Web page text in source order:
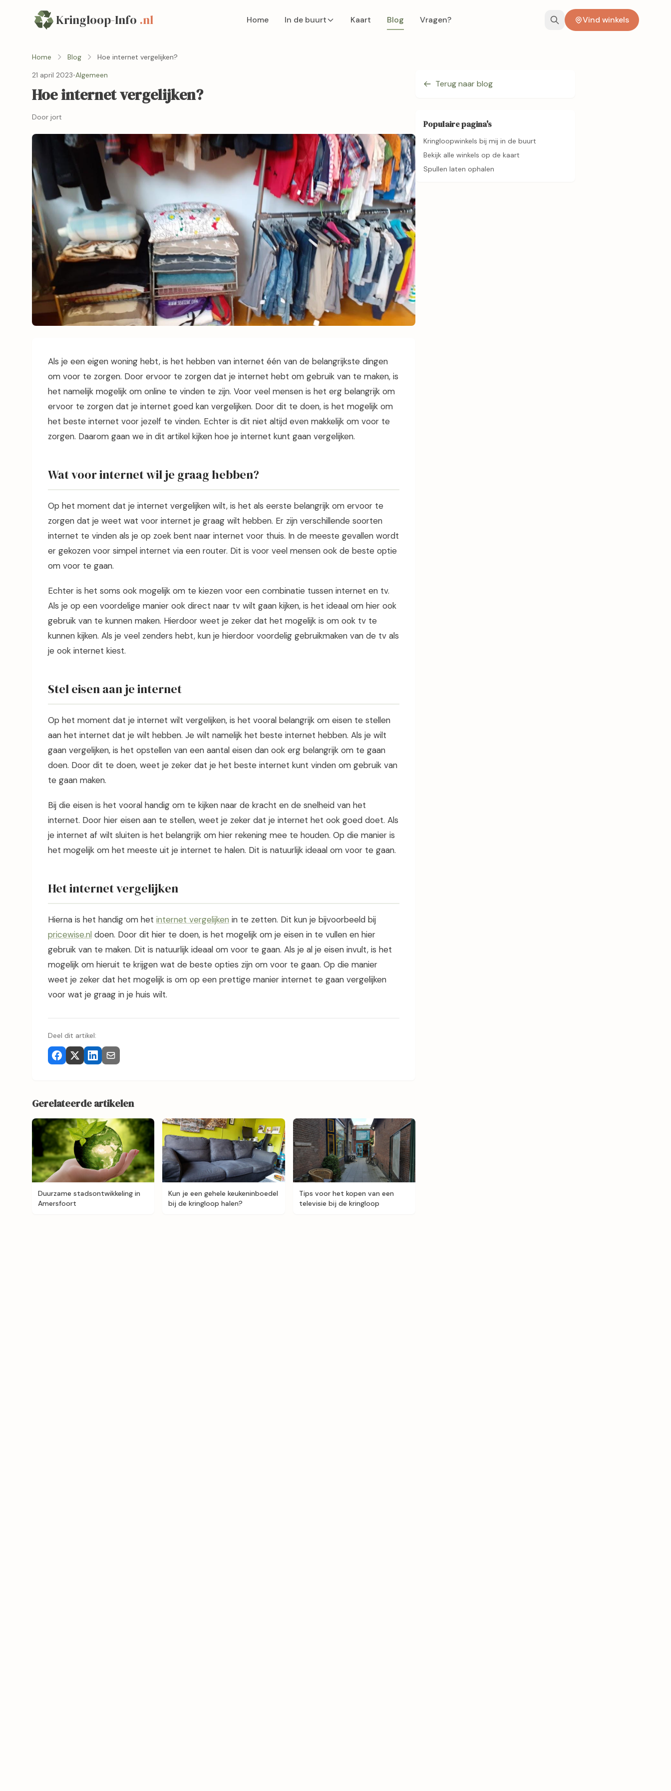
Kringloop-Info .nl Home In de buurt Kaart Blog Vragen? Vind winkels
Home Blog
Hoe internet vergelijken?
21 april 2023•Algemeen
Hoe internet vergelijken?
Door jort
Als je een eigen woning hebt, is het hebben van internet één van de belangrijkste dingen
om voor te zorgen. Door ervoor te zorgen dat je internet hebt om gebruik van te maken, is
het namelijk mogelijk om online te vinden te zijn. Voor veel mensen is het erg belangrijk om
ervoor te zorgen dat je internet goed kan vergelijken. Door dit te doen, is het mogelijk om
het beste internet voor jezelf te vinden. Echter is dit niet altijd even makkelijk om voor te
zorgen. Daarom gaan we in dit artikel kijken hoe je internet kunt gaan vergelijken.
Wat voor internet wil je graag hebben?
Op het moment dat je internet vergelijken wilt, is het als eerste belangrijk om ervoor te
zorgen dat je weet wat voor internet je graag wilt hebben. Er zijn verschillende soorten
internet te vinden als je op zoek bent naar internet voor thuis. In de meeste gevallen wordt
er gekozen voor simpel internet via een router. Dit is voor veel mensen ook de beste optie
om voor te gaan.
Echter is het soms ook mogelijk om te kiezen voor een combinatie tussen internet en tv.
Als je op een voordelige manier ook direct naar tv wilt gaan kijken, is het ideaal om hier ook
gebruik van te kunnen maken. Hierdoor weet je zeker dat het mogelijk is om ook tv te
kunnen kijken. Als je veel zenders hebt, kun je hierdoor voordelig gebruikmaken van de tv als
je ook internet kiest.
Stel eisen aan je internet
Op het moment dat je internet wilt vergelijken, is het vooral belangrijk om eisen te stellen
aan het internet dat je wilt hebben. Je wilt namelijk het beste internet hebben. Als je wilt
gaan vergelijken, is het opstellen van een aantal eisen dan ook erg belangrijk om te gaan
doen. Door dit te doen, weet je zeker dat je het beste internet kunt vinden om gebruik van
te gaan maken.
Bij die eisen is het vooral handig om te kijken naar de kracht en de snelheid van het
internet. Door hier eisen aan te stellen, weet je zeker dat je internet het ook goed doet. Als
je internet af wilt sluiten is het belangrijk om hier rekening mee te houden. Op die manier is
het mogelijk om het meeste uit je internet te halen. Dit is natuurlijk ideaal om voor te gaan.
Het internet vergelijken
Hierna is het handig om het internet vergelijken in te zetten. Dit kun je bijvoorbeeld bij
pricewise.nl doen. Door dit hier te doen, is het mogelijk om je eisen in te vullen en hier
gebruik van te maken. Dit is natuurlijk ideaal om voor te gaan. Als je al je eisen invult, is het
mogelijk om hieruit te krijgen wat de beste opties zijn om voor te gaan. Op die manier
weet je zeker dat het mogelijk is om op een prettige manier internet te gaan vergelijken
voor wat je graag in je huis wilt.
Deel dit artikel:
Gerelateerde artikelen
Duurzame stadsontwikkeling in
Amersfoort
Kun je een gehele keukeninboedel
bij de kringloop halen?
Tips voor het kopen van een
televisie bij de kringloop
Terug naar blog
Populaire pagina's
Kringloopwinkels bij mij in de buurt
Bekijk alle winkels op de kaart
Spullen laten ophalen